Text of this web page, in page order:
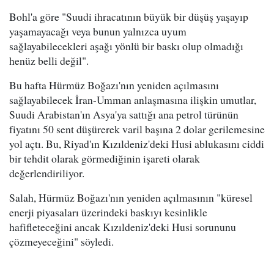
Bohl'a göre "Suudi ihracatının büyük bir düşüş yaşayıp
yaşamayacağı veya bunun yalnızca uyum
sağlayabilecekleri aşağı yönlü bir baskı olup olmadığı
henüz belli değil".
Bu hafta Hürmüz Boğazı'nın yeniden açılmasını
sağlayabilecek İran-Umman anlaşmasına ilişkin umutlar,
Suudi Arabistan'ın Asya'ya sattığı ana petrol türünün
fiyatını 50 sent düşürerek varil başına 2 dolar gerilemesine
yol açtı. Bu, Riyad'ın Kızıldeniz'deki Husi ablukasını ciddi
bir tehdit olarak görmediğinin işareti olarak
değerlendiriliyor.
Salah, Hürmüz Boğazı'nın yeniden açılmasının "küresel
enerji piyasaları üzerindeki baskıyı kesinlikle
hafifleteceğini ancak Kızıldeniz'deki Husi sorununu
çözmeyeceğini" söyledi.